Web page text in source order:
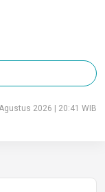
2026 | 20:41 WIB